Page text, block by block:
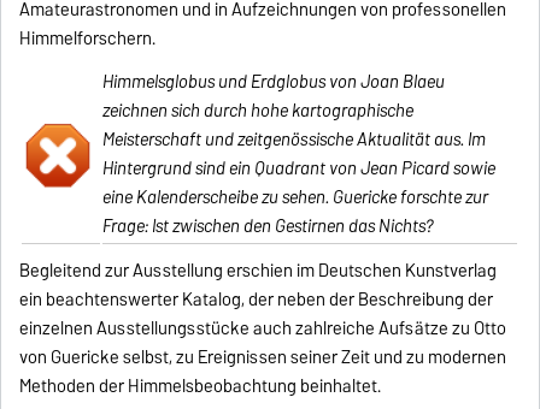
Amateurastronomen und in Aufzeichnungen von professonellen
Himmelforschern.
Himmelsglobus und Erdglobus von Joan Blaeu
zeichnen sich durch hohe kartographische
Meisterschaft und zeitgenössische Aktualität aus. Im
Hintergrund sind ein Quadrant von Jean Picard sowie
eine Kalenderscheibe zu sehen. Guericke forschte zur
Frage: Ist zwischen den Gestirnen das Nichts?
Begleitend zur Ausstellung erschien im Deutschen Kunstverlag
ein beachtenswerter Katalog, der neben der Beschreibung der
einzelnen Ausstellungsstücke auch zahlreiche Aufsätze zu Otto
von Guericke selbst, zu Ereignissen seiner Zeit und zu modernen
Methoden der Himmelsbeobachtung beinhaltet.